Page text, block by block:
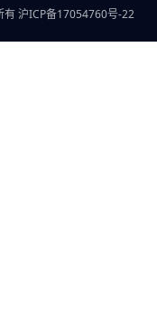
有沪ICP备17054760号-22